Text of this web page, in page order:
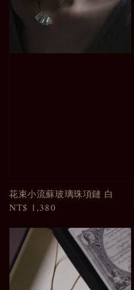
花束小流蘇玻璃珠項鏈 白
Regular
NT$ 1,380